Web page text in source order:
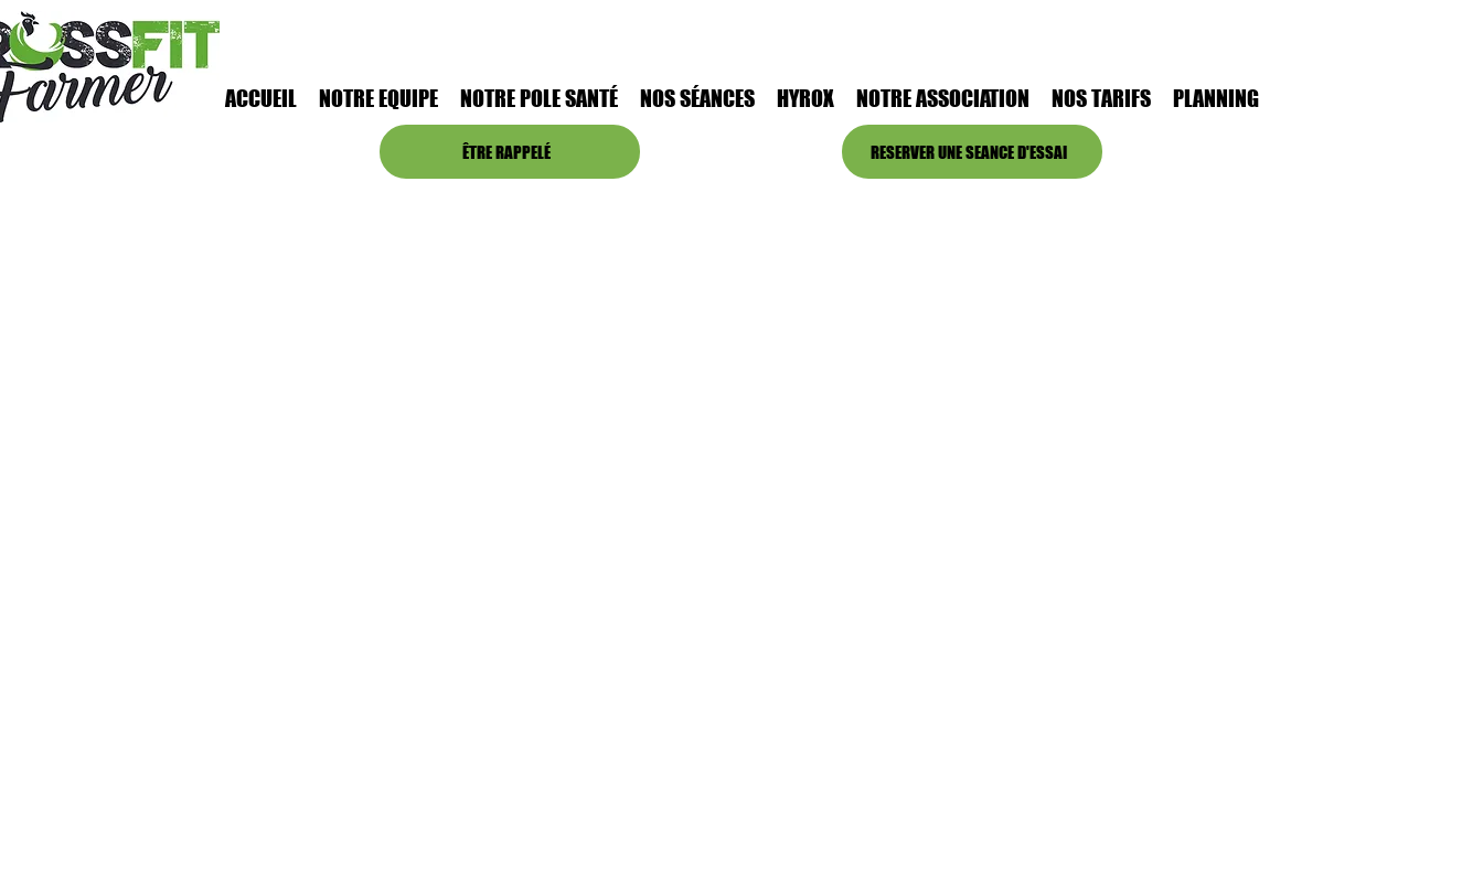
ACCUEIL NOTRE EQUIPE NOTRE POLE SANTÉ NOS SÉANCES HYROX NOTRE ASSOCIATION NOS TARIFS PLANNING
ÊTRE RAPPELÉ RESERVER UNE SEANCE D'ESSAI